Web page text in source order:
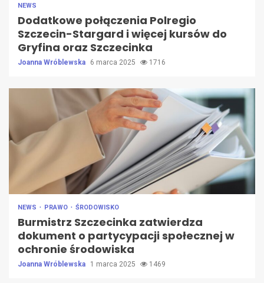
NEWS
Dodatkowe połączenia Polregio
Szczecin-Stargard i więcej kursów do
Gryfina oraz Szczecinka
Joanna Wróblewska 6 marca 2025 1716
NEWS PRAWO ŚRODOWISKO
Burmistrz Szczecinka zatwierdza
dokument o partycypacji społecznej w
ochronie środowiska
Joanna Wróblewska 1 marca 2025 1469